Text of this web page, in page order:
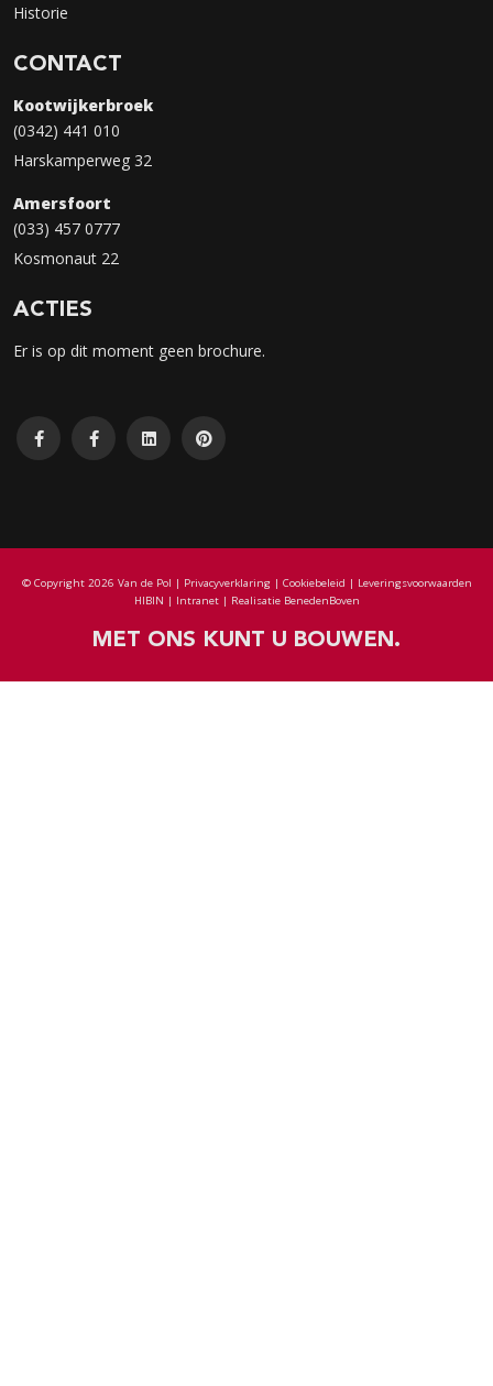
Historie
CONTACT
Kootwijkerbroek
(0342) 441 010
Harskamperweg 32
Amersfoort
(033) 457 0777
Kosmonaut 22
ACTIES
Er is op dit moment geen brochure.
© Copyright 2026 Van de Pol | Privacyverklaring| Cookiebeleid | Leveringsvoorwaarden
HIBIN | Intranet| Realisatie BenedenBoven
MET ONS KUNT U BOUWEN.